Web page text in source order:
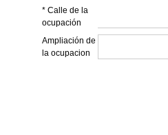
* Calle de la
ocupación
Ampliación de
la ocupacion